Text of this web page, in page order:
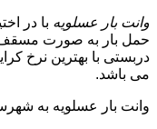
وانت بار عسلویه با در
حمل بار به صورت مسقف
دربستی با بهترین نرخ
می باشد.
وانت بار عسلویه به